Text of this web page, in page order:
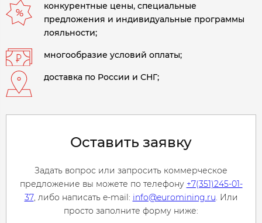
конкурентные цены, специальные
предложения и индивидуальные программы
лояльности;
многообразие условий оплаты;
доставка по России и СНГ;
Оставить заявку
Задать вопрос или запросить коммерческое
предложение вы можете по телефону +7(351)245-01-
37, либо написать e-mail: info@euromining.ru. Или
просто заполните форму ниже: